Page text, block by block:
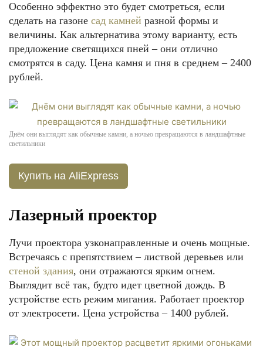
Особенно эффектно это будет смотреться, если
сделать на газоне сад камней разной формы и
величины. Как альтернатива этому варианту, есть
предложение светящихся пней – они отлично
смотрятся в саду. Цена камня и пня в среднем – 2400
рублей.
Днём они выглядят как обычные камни, а ночью превращаются в ландшафтные
светильники
Купить на AliExpress
Лазерный проектор
Лучи проектора узконаправленные и очень мощные.
Встречаясь с препятствием – листвой деревьев или
стеной здания, они отражаются ярким огнем.
Выглядит всё так, будто идет цветной дождь. В
устройстве есть режим мигания. Работает проектор
от электросети. Цена устройства – 1400 рублей.